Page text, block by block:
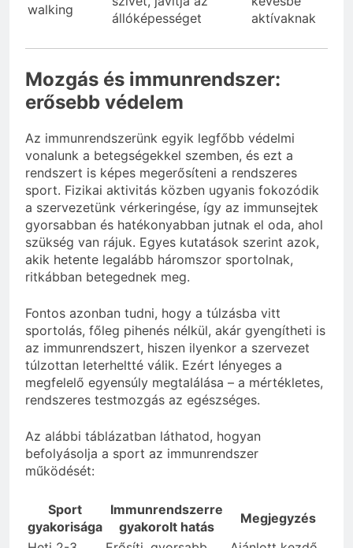
walking
állóképességet
aktívaknak
Mozgás és immunrendszer:
erősebb védelem
Az immunrendszerünk egyik legfőbb védelmi
vonalunk a betegségekkel szemben, és ezt a
rendszert is képes megerősíteni a rendszeres
sport. Fizikai aktivitás közben ugyanis fokozódik
a szervezetünk vérkeringése, így az immunsejtek
gyorsabban és hatékonyabban jutnak el oda, ahol
szükség van rájuk. Egyes kutatások szerint azok,
akik hetente legalább háromszor sportolnak,
ritkábban betegednek meg.
Fontos azonban tudni, hogy a túlzásba vitt
sportolás, főleg pihenés nélkül, akár gyengítheti is
az immunrendszert, hiszen ilyenkor a szervezet
túlzottan leterheltté válik. Ezért lényeges a
megfelelő egyensúly megtalálása – a mértékletes,
rendszeres testmozgás az egészséges.
Az alábbi táblázatban láthatod, hogyan
befolyásolja a sport az immunrendszer
működését:
Sport
gyakorisága
Immunrendszerre
gyakorolt hatás
Megjegyzés